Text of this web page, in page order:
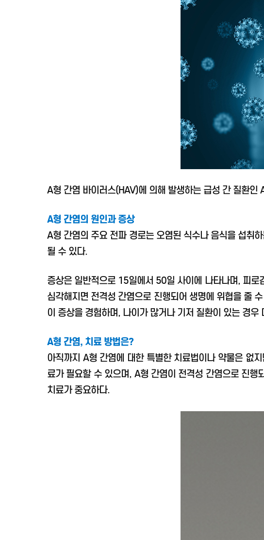
A형 간염 바이러스(HAV)에 의해 발생하는 급성 간 질환
A형 간염의 원인과 증상
A형 간염의 주요 전파 경로는 오염된 식수나 음식을 섭취
될 수 있다.
증상은 일반적으로 15일에서 50일 사이에 나타나며, 피
심각해지면 전격성 간염으로 진행되어 생명에 위협을 줄
이 증상을 경험하며, 나이가 많거나 기저 질환이 있는 경우
A형 간염, 치료 방법은?
아직까지 A형 간염에 대한 특별한 치료법이나 약물은 없
료가 필요할 수 있으며, A형 간염이 전격성 간염으로 진
치료가 중요하다.